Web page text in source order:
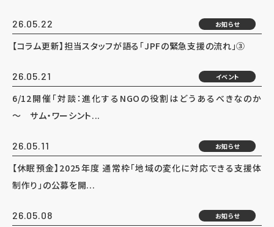
26.05.22 お知らせ
【コラム更新】担当スタッフが語る「JPFの緊急支援の流れ」③
26.05.21 イベント
6/12開催「対談：進化するNGOの役割はどうあるべきなのか
～ サム・ワーシント...
26.05.11 お知らせ
【休眠預金】2025年度 通常枠「地域の変化に対応できる支援体
制作り」の公募を開...
26.05.08 お知らせ